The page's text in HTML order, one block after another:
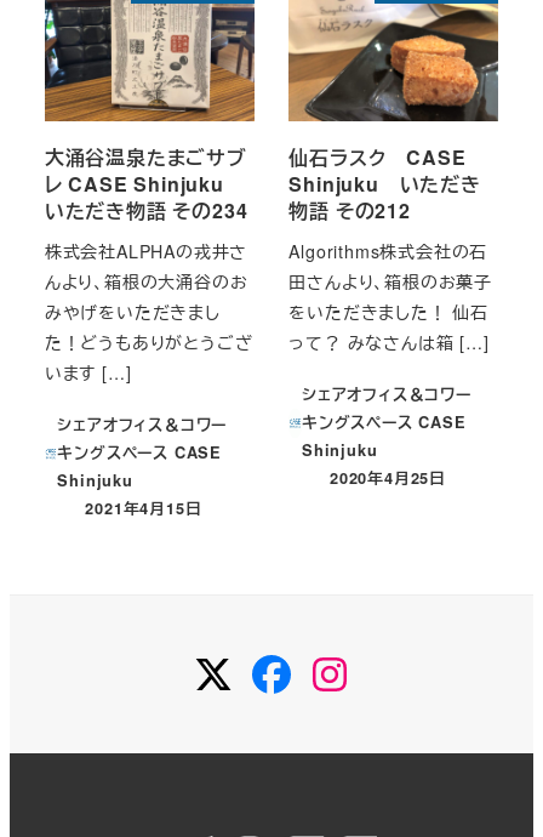
大涌谷温泉たまごサブ
レ CASE Shinjuku
いただき物語 その234
株式会社ALPHAの戎井さ
んより、箱根の大涌谷のお
みやげをいただきまし
た！どうもありがとうござ
います […]
シェアオフィス＆コワー
キングスペース CASE
Shinjuku
投稿日
2021年4月15日
仙石ラスク CASE
Shinjuku いただき
物語 その212
Algorithms株式会社の石
田さんより、箱根のお菓子
をいただきました！ 仙石
って？ みなさんは箱 […]
シェアオフィス＆コワー
キングスペース CASE
Shinjuku
投稿日
2020年4月25日
TwitterFacebook